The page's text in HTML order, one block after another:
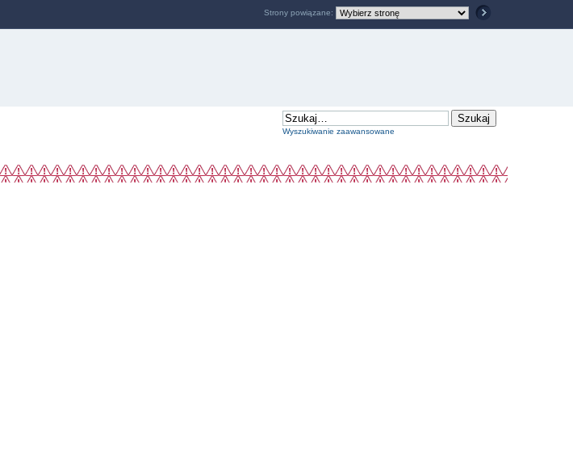
Wyszukiwanie zaawansowane
Strony powiązane: